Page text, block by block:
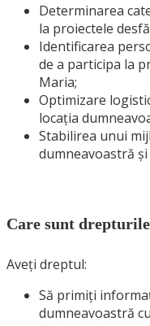
Determinarea
la proiectele
Identificarea
de a participa la
Maria;
Optimizare
locația
Stabilirea unui
dumneavoastră
Care sunt
Aveți dreptul:
Să primiți
dumneavoastră